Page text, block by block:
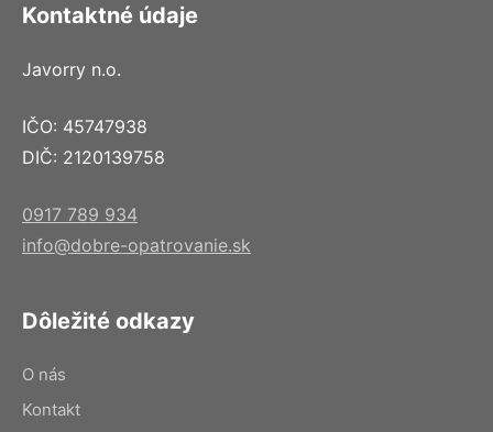
Kontaktné údaje
Javorry n.o.
IČO: 45747938
DIČ: 2120139758
0917 789 934
info@dobre-opatrovanie.sk
Dôležité odkazy
O nás
Kontakt